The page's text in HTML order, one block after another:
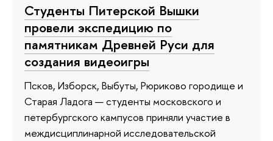
Студенты Питерской Вышки
провели экспедицию по
памятникам Древней Руси для
создания видеоигры
Псков, Изборск, Выбуты, Рюриково городище и
Старая Ладога — студенты московского и
петербургского кампусов приняли участие в
междисциплинарной исследовательской